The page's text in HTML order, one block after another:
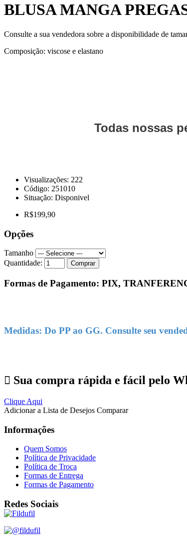
BLUSA MANGA
Consulte a sua vendedora sobre a disponibilidade de
Composição: viscose e elastano
Todas nossas
Visualizações: 222
Código: 251010
Situação: Disponivel
R$199,90
Opções
Tamanho
Quantidade:
Comprar
Formas de Pagamento: PIX,
Medidas: Do PP ao GG. Consulte seu
Sua compra rápida e fácil pelo
Clique Aqui
Adicionar a Lista de Desejos Comparar
Informações
Quem Somos
Política de Privacidade
Política de Troca
Formas de Entrega
Formas de Pagamento
Redes Sociais